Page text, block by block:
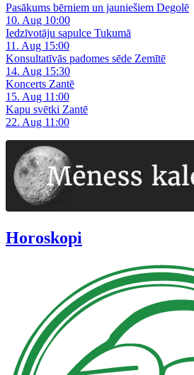
Pasākums bērniem un jauniešiem Degolē
10. Aug 10:00
Iedzīvotāju sapulce Tukumā
11. Aug 15:00
Konsultatīvās padomes sēde Zemītē
14. Aug 15:30
Koncerts Zantē
15. Aug 11:00
Kapu svētki Zantē
22. Aug 11:00
Horoskopi